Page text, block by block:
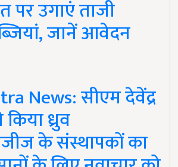
उगाएं ताजी
जानें आवेदन
News: सीएम देवेंद्र
ध्रुव
के संस्थापकों का